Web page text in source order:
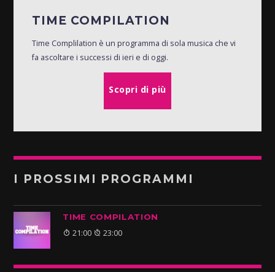
TIME COMPILATION
Time Complilation è un programma di sola musica che vi
fa ascoltare i successi di ieri e di oggi.
Scopri di più
I PROSSIMI PROGRAMMI
TIME COMPILATION
21:00 23:00